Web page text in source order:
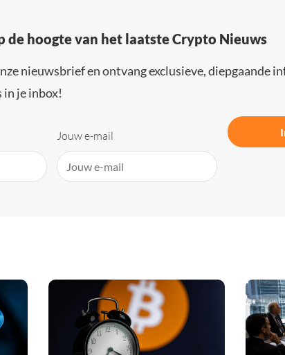
de hoogte van het laatste Crypto Nieuws
nieuwsbrief en ontvang exclusieve, diepgaande
in je inbox!
Jouw e-mail